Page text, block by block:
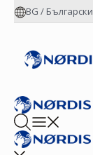
BG / Български